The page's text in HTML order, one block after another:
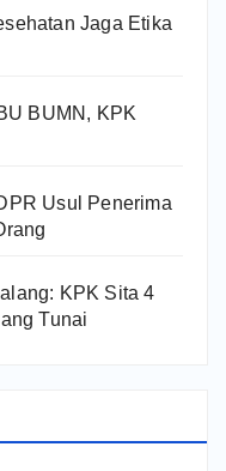
Jaga Etika
BUMN, KPK
Usul Penerima
KPK Sita 4
Tunai